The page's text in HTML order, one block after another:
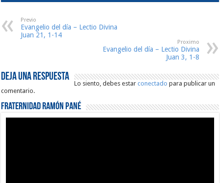
Previo
Evangelio del día – Lectio Divina
Juan 21, 1-14
Proximo
Evangelio del día – Lectio Divina
Juan 3, 1-8
Deja una respuesta
Lo siento, debes estarconectado para publicar un
comentario.
Fraternidad Ramón Pané